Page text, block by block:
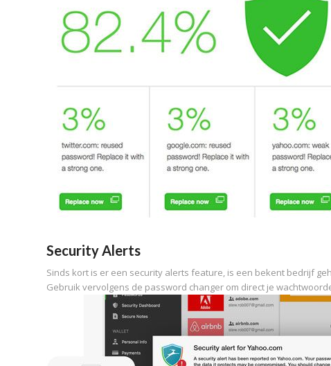
Security Alerts
Sinds kort is er een security alerts feature, is een bekent bedrijf
Gebruik vervolgens de password changer om direct je